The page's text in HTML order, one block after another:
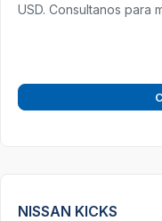
USD. Consultanos para
NISSAN KICKS